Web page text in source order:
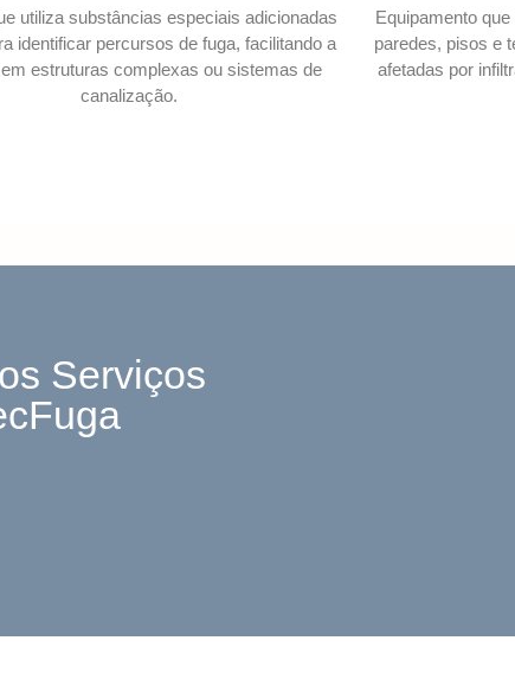
utiliza substâncias especiais adicionadas
identificar percursos de fuga, facilitando a
estruturas complexas ou sistemas de
canalização.
Equipamento
paredes, pisos e
afetadas por
Serviços